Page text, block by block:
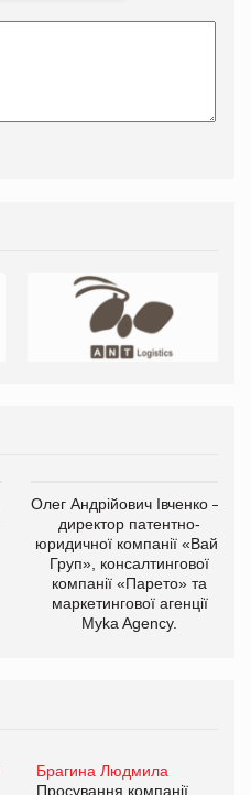
Олег Андрійович Івченко —
директор патентно-
юридичної компанії «Вайз
Груп», консалтингової
компанії «Парето» та
маркетингової агенції
Myka Agency.
Брагина Людмила
Просування компанії